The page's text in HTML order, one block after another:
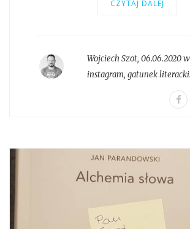
CZYTAJ DALEJ
Wojciech Szot, 06.06.2020
instagram, gatunek